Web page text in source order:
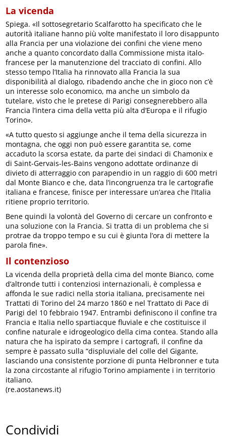
La vicenda
Spiega. «Il sottosegretario Scalfarotto ha specificato che le
autorità italiane hanno più volte manifestato il loro disappunto
alla Francia per una violazione dei confini che viene meno
anche a quanto concordato dalla Commissione mista italo-
francese per la manutenzione del tracciato di confini. Allo
stesso tempo l’Italia ha rinnovato alla Francia la sua
disponibilità al dialogo, ribadendo anche che in gioco non c’è
un interesse solo economico, ma anche un simbolo da
tutelare, visto che le pretese di Parigi consegnerebbero alla
Francia l’intera cima della vetta più alta d’Europa e il rifugio
Torino».
«A tutto questo si aggiunge anche il tema della sicurezza in
montagna, che oggi non può essere garantita se, come
accaduto la scorsa estate, da parte dei sindaci di Chamonix e
di Saint-Gervais-les-Bains vengono adottate ordinanze di
divieto di atterraggio con parapendio in un raggio di 600 metri
dal Monte Bianco e che, data l’incongruenza tra le cartografie
italiana e francese, finisce per interessare un’area che l’Italia
ritiene proprio territorio.
Bene quindi la volontà del Governo di cercare un confronto e
una soluzione con la Francia. Si tratta di un problema che si
protrae da troppo tempo e su cui è giunta l’ora di mettere la
parola fine».
Il contenzioso
La vicenda della proprietà della cima del monte Bianco, come
d’altronde tutti i contenziosi internazionali, è complessa e
affonda le sue radici nella storia italiana, precisamente nei
Trattati di Torino del 24 marzo 1860 e nel Trattato di Pace di
Parigi del 10 febbraio 1947. Entrambi definiscono il confine tra
Francia e Italia nello spartiacque fluviale e che costituisce il
confine naturale e idrogeologico della cima contea. Stando alla
natura che ha ispirato da sempre i cartografi, il confine da
sempre è passato sulla “displuviale del colle del Gigante,
lasciando una consistente porzione di punta Helbronner e tuta
la zona circostante al rifugio Torino ampiamente i in territorio
italiano.
(re.aostanews.it)
Condividi